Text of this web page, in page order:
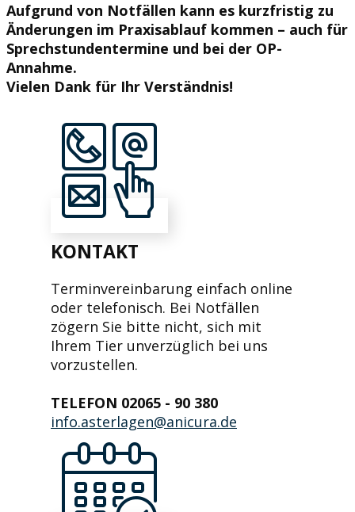
Aufgrund von Notfällen kann es kurzfristig zu
Änderungen im Praxisablauf kommen – auch für
Sprechstundentermine und bei der OP-
Annahme.
Vielen Dank für Ihr Verständnis!
KONTAKT
Terminvereinbarung einfach online
oder telefonisch. Bei Notfällen
zögern Sie bitte nicht, sich mit
Ihrem Tier unverzüglich bei uns
vorzustellen.
TELEFON 02065 - 90 380
info.asterlagen@anicura.de